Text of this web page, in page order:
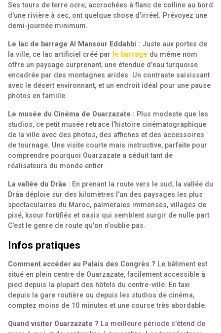
Ses tours de terre ocre, accrochées à flanc de colline au bord
d'une rivière à sec, ont quelque chose d'irréel. Prévoyez une
demi-journée minimum.
Le lac de barrage Al Mansour Eddahbi : Juste aux portes de
la ville, ce lac artificiel créé par
le barrage du même nom
offre un paysage surprenant, une étendue d'eau turquoise
encadrée par des montagnes arides. Un contraste saisissant
avec le désert environnant, et un endroit idéal pour une pause
photos en famille.
Le musée du Cinéma de Ouarzazate : Plus modeste que les
studios, ce petit musée retrace l'histoire cinématographique
de la ville avec des photos, des affiches et des accessoires
de tournage. Une visite courte mais instructive, parfaite pour
comprendre pourquoi Ouarzazate a séduit tant de
réalisateurs du monde entier.
La vallée du Drâa : En prenant la route vers le sud, la vallée du
Drâa déploie sur des kilomètres l'un des paysages les plus
spectaculaires du Maroc, palmeraies immenses, villages de
pisé, ksour fortifiés et oasis qui semblent surgir de nulle part.
C'est le genre de route qu'on n'oublie pas.
Infos pratiques
Comment accéder au Palais des Congrès ? Le bâtiment est
situé en plein centre de Ouarzazate, facilement accessible à
pied depuis la plupart des hôtels du centre-ville. En taxi
depuis la gare routière ou depuis les studios de cinéma,
comptez moins de 10 minutes et une course très abordable.
Quand visiter Ouarzazate ? La meilleure période s'étend de